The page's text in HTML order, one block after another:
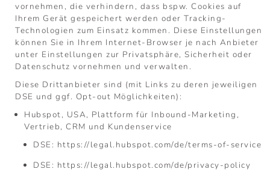
vornehmen, die verhindern, dass bspw. Cookies auf
Ihrem Gerät gespeichert werden oder Tracking-
Technologien zum Einsatz kommen. Diese Einstellungen
können Sie in Ihrem Internet-Browser je nach Anbieter
unter Einstellungen zur Privatsphäre, Sicherheit oder
Datenschutz vornehmen und verwalten.
Diese Drittanbieter sind (mit Links zu deren jeweiligen
DSE und ggf. Opt-out Möglichkeiten):
Hubspot, USA, Plattform für Inbound-Marketing,
Vertrieb, CRM und Kundenservice
DSE: https://legal.hubspot.com/de/terms-of-service
DSE: https://legal.hubspot.com/de/privacy-policy